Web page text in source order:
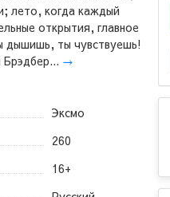
лето, когда каждый
открытия, главное
ты чувствуешь!
Брэдбер... →
Эксмо
260
16+